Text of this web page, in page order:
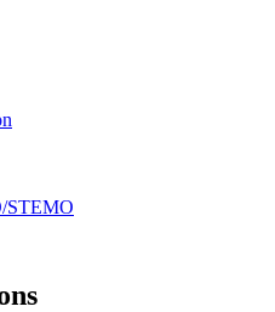
STEMO